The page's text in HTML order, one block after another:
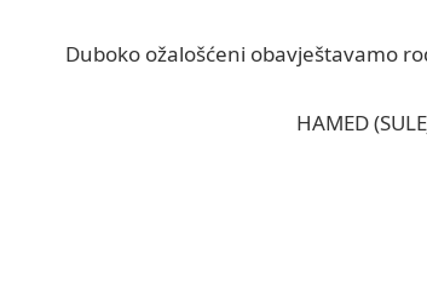
Duboko ožalošćeni obavještavamo
HAMED